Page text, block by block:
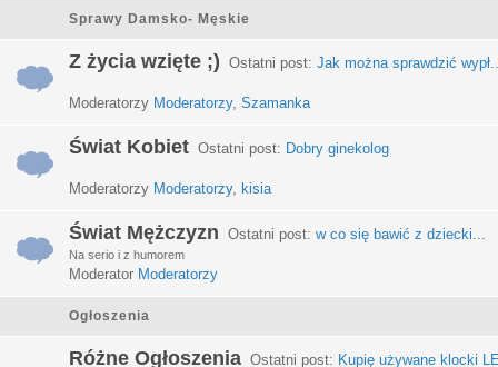
Sprawy Damsko- Męskie
Z życia wzięte ;) Ostatni post: Jak można sprawdzić
Moderatorzy Moderatorzy, Szamanka
Świat Kobiet Ostatni post: Dobry ginekolog
Moderatorzy Moderatorzy, kisia
Świat Mężczyzn Ostatni post: w co się bawić z dziecki...
Na serio i z humorem
Moderator Moderatorzy
Ogłoszenia
Różne Ogłoszenia Ostatni post: Kupię używane klocki